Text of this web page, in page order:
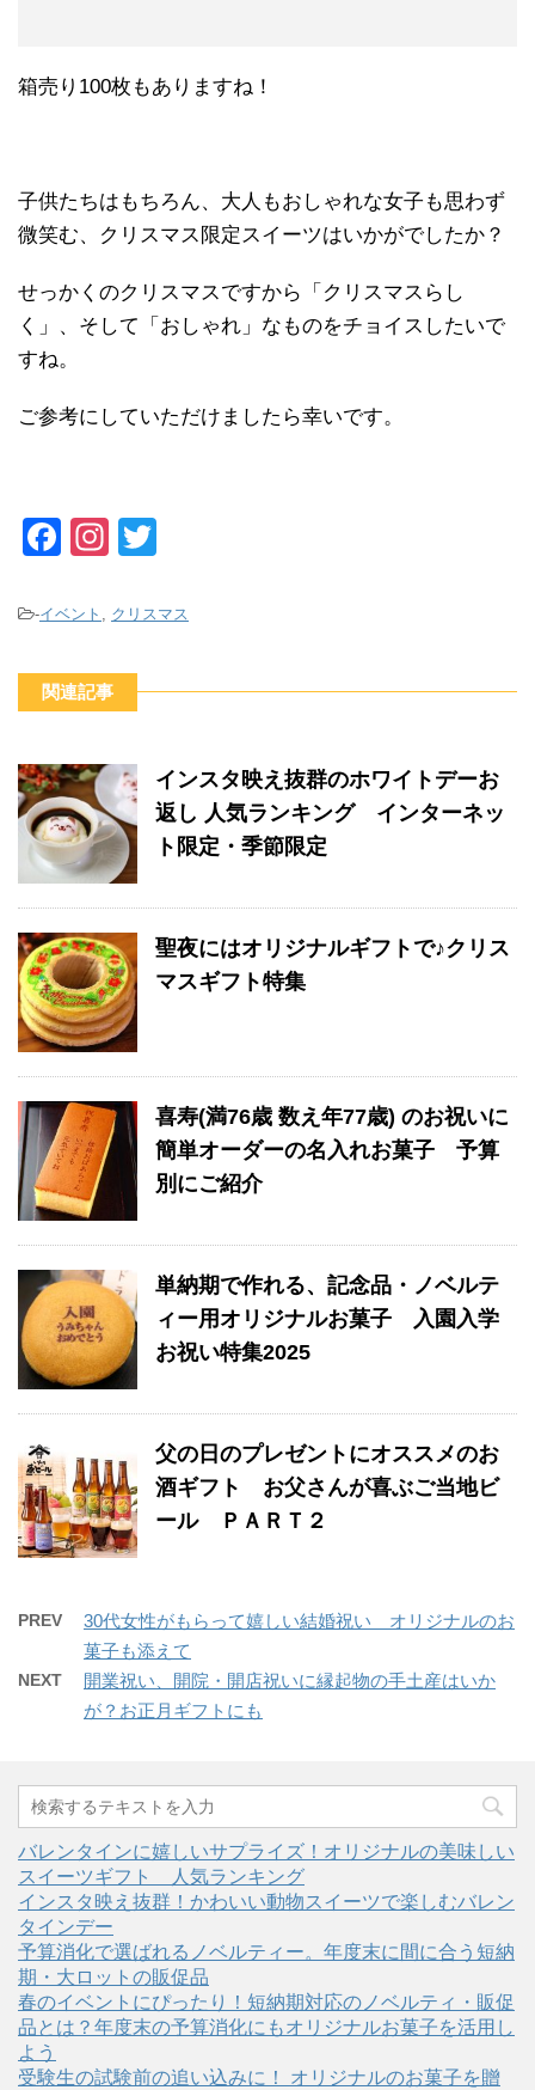
箱売り100枚もありますね！
子供たちはもちろん、大人もおしゃれな女子も思わず
微笑む、クリスマス限定スイーツはいかがでしたか？
せっかくのクリスマスですから「クリスマスらし
く」、そして「おしゃれ」なものをチョイスしたいで
すね。
ご参考にしていただけましたら幸いです。
F
c
b
o
k
In
a
a
tt
-イベント クリスマス
関連記事
インスタ映え抜群のホワイトデーお
返し 人気ランキング インターネッ
ト限定・季節限定
聖夜にはオリジナルギフトで♪クリス
マスギフト特集
喜寿(満76歳 数え年77歳) のお祝いに
簡単オーダーの名入れお菓子 予算
別にご紹介
単納期で作れる、記念品・ノベルテ
ィー用オリジナルお菓子 入園入学
お祝い特集2025
父の日のプレゼントにオススメのお
酒ギフト お父さんが喜ぶご当地ビ
ール ＰＡＲＴ２
PREV
30代女性がもらって嬉しい結婚祝い オリジナルのお
菓子も添えて
NEXT
開業祝い、開院・開店祝いに縁起物の手土産はいか
が？お正月ギフトにも
バレンタインに嬉しいサプライズ！オリジナルの美味しい
スイーツギフト 人気ランキング
インスタ映え抜群！かわいい動物スイーツで楽しむバレン
タインデー
予算消化で選ばれるノベルティー。年度末に間に合う短納
期・大ロットの販促品
春のイベントにぴったり！短納期対応のノベルティ・販促
品とは？年度末の予算消化にもオリジナルお菓子を活用し
よう
受験生の試験前の追い込みに！ オリジナルのお菓子を贈